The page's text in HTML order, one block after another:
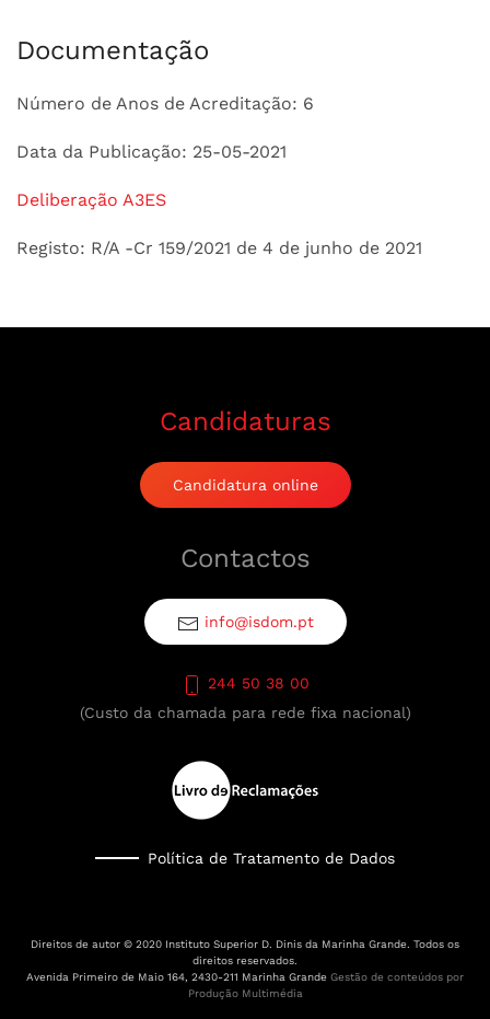
Documentação
Número de Anos de Acreditação: 6
Data da Publicação: 25-05-2021
Deliberação A3ES
Registo: R/A -Cr 159/2021 de 4 de junho de 2021
Candidaturas
Candidatura online
Contactos
info@isdom.pt
244 50 38 00
(Custo da chamada para rede fixa nacional)
Política de Tratamento de Dados
Direitos de autor © 2020 Instituto Superior D. Dinis da Marinha Grande. Todos os
direitos reservados.
Avenida Primeiro de Maio 164, 2430-211 Marinha Grande Gestão de conteúdos por
Produção Multimédia